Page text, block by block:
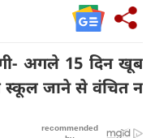
अगले 15 दिन खूब
स्कूल जाने से वंचित न